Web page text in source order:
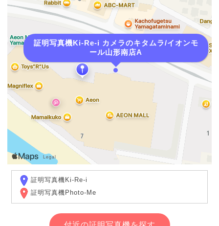
証明写真機Ki-Re-i カメラのキタムラ/イオンモ
ール山形南店A
証明写真機Ki-Re-i
証明写真機Photo-Me